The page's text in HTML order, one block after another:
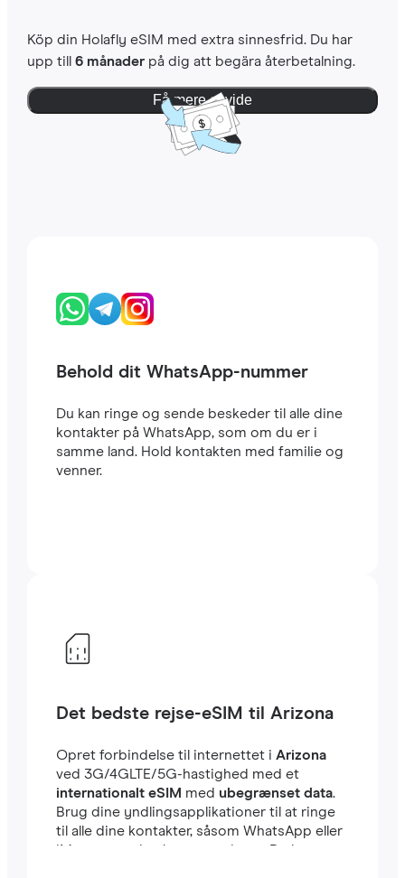
Köp din Holafly eSIM med extra sinnesfrid. Du har
upp till 6 månaderpå dig att begära återbetalning.
Få mere at vide
Behold dit WhatsApp-nummer
Du kan ringe og sende beskeder til alle dine
kontakter på WhatsApp, som om du er i
samme land. Hold kontakten med familie og
venner.
Det bedste rejse-eSIM til Arizona
Opret forbindelse til internettet i Arizona
ved 3G/4GLTE/5G-hastighed med et
internationalt eSIM med ubegrænset data.
Brug dine yndlingsapplikationer til at ringe
til alle dine kontakter, såsom WhatsApp eller
iMessage, uden begrænsninger. Du kan